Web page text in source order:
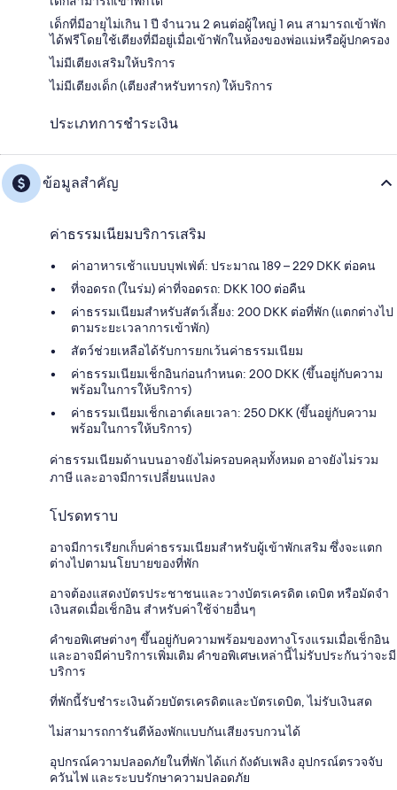
เด็กที่มีอายุไม่เกิน 1 ปี จำนวน 2 คนต่อผู้ใหญ่ 1 คน สามารถเข้าพัก
ได้ฟรีโดยใช้เตียงที่มีอยู่เมื่อเข้าพักในห้องของพ่อแม่หรือผู้ปกครอง
ไม่มีเตียงเสริมให้บริการ
ไม่มีเตียงเด็ก (เตียงสำหรับทารก) ให้บริการ
ประเภทการชำระเงิน
ข้อมูลสำคัญ
ค่าธรรมเนียมบริการเสริม
ค่าอาหารเช้าแบบบุฟเฟ่ต์: ประมาณ 189 – 229 DKK ต่อคน
ที่จอดรถ (ในร่ม) ค่าที่จอดรถ: DKK 100 ต่อคืน
ค่าธรรมเนียมสำหรับสัตว์เลี้ยง: 200 DKK ต่อที่พัก (แตกต่างไป
ตามระยะเวลาการเข้าพัก)
สัตว์ช่วยเหลือได้รับการยกเว้นค่าธรรมเนียม
ค่าธรรมเนียมเช็กอินก่อนกำหนด: 200 DKK (ขึ้นอยู่กับความ
พร้อมในการให้บริการ)
ค่าธรรมเนียมเช็กเอาต์เลยเวลา: 250 DKK (ขึ้นอยู่กับความ
พร้อมในการให้บริการ)
ค่าธรรมเนียมด้านบนอาจยังไม่ครอบคลุมทั้งหมด อาจยังไม่รวม
ภาษี และอาจมีการเปลี่ยนแปลง
โปรดทราบ
อาจมีการเรียกเก็บค่าธรรมเนียมสำหรับผู้เข้าพักเสริม ซึ่งจะแตก
ต่างไปตามนโยบายของที่พัก
อาจต้องแสดงบัตรประชาชนและวางบัตรเครดิต เดบิต หรือมัดจำ
เงินสดเมื่อเช็กอิน สำหรับค่าใช้จ่ายอื่นๆ
คำขอพิเศษต่างๆ ขึ้นอยู่กับความพร้อมของทางโรงแรมเมื่อเช็กอิน
และอาจมีค่าบริการเพิ่มเติม คำขอพิเศษเหล่านี้ไม่รับประกันว่าจะมี
บริการ
ที่พักนี้รับชำระเงินด้วยบัตรเครดิตและบัตรเดบิต, ไม่รับเงินสด
ไม่สามารถการันตีห้องพักแบบกันเสียงรบกวนได้
อุปกรณ์ความปลอดภัยในที่พัก ได้แก่ ถังดับเพลิง อุปกรณ์ตรวจจับ
ควันไฟ และระบบรักษาความปลอดภัย